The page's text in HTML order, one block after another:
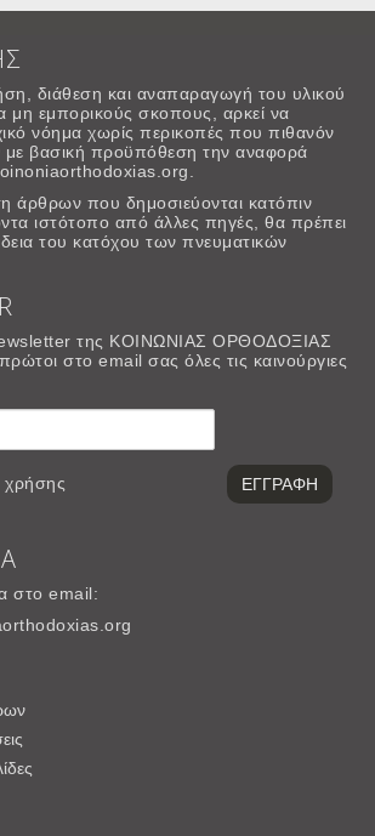
διάθεση και αναπαραγωγή του υλικού
μη εμπορικούς σκοπους, αρκεί να
νόημα χωρίς περικοπές που πιθανόν
με βασική προϋπόθεση την αναφορά
άρθρων που δημοσιεύονται κατόπιν
ιστότοπο από άλλες πηγές, θα πρέπει
του κατόχου των πνευματικών
της ΚΟΙΝΩΝΙΑΣ ΟΡΘΟΔΟΞΙΑΣ
στο email σας όλες τις καινούργιες
στο email: